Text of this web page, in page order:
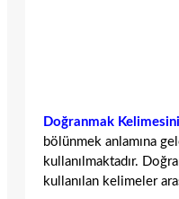
Doğranmak
bölünmek anlamına
kullanılmaktadır.
kullanılan kelimeler